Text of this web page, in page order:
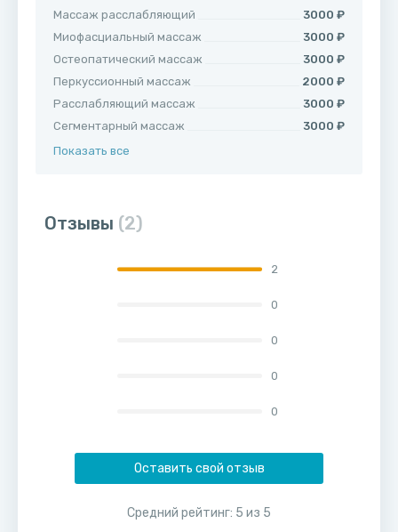
Массаж расслабляющий
3000 ₽
Миофасциальный массаж
3000 ₽
Остеопатический массаж
3000 ₽
Перкуссионный массаж
2000 ₽
Расслабляющий массаж
3000 ₽
Сегментарный массаж
3000 ₽
Показать все
Отзывы (2)
2
0
0
0
0
Оставить свой отзыв
Средний рейтинг: 5 из 5